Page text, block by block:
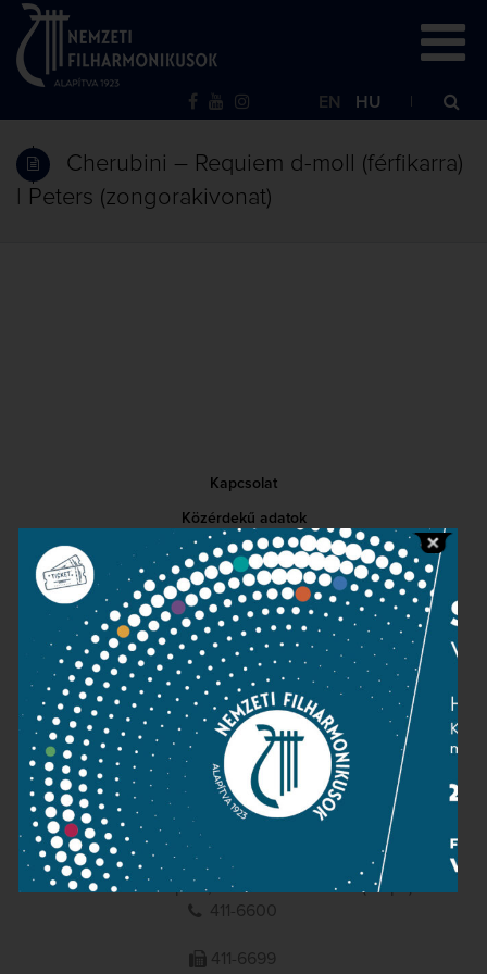
EN HU
Cherubini – Requiem d-moll (férfikarra)
| Peters (zongorakivonat)
Kapcsolat
Közérdekű adatok
Sajtószoba
Adatvédelem
Impresszum
NEMZETI
FILHARMONIKUSOK
1095 Budapest, Komor Marcell u. 1. (Müpa)
411-6600
411-6699